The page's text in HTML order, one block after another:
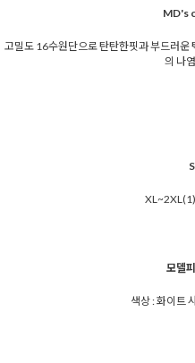
MD's
고밀도 16수원단으로 탄탄한핏과 부드러운
의 나
모델
색상 : 화이트